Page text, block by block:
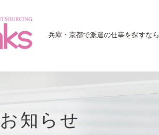
兵庫・京都で派遣の仕事を探すなら
お知らせ